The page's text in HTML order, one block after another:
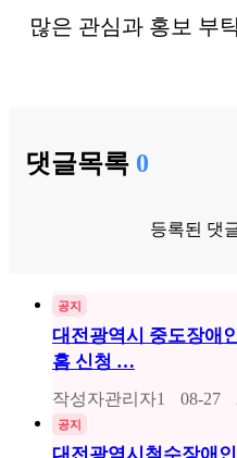
많은 관심과 홍보 부
댓글목록 0
등록된 댓
공지
대전광역시 중도장애
홈 신청 …
작성자관리자1 08-27
공지